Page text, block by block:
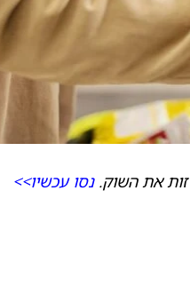
את השוק.נסו עכשיו>>